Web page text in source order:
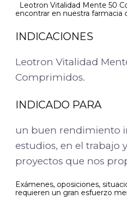
Leotron Vitalidad Mente 50
encontrar en nuestra farmacia
INDICACIONES
Leotron Vitalidad
Comprimidos.
INDICADO PARA
un buen rendimiento
estudios, en el trabajo
proyectos que nos
Exámenes, oposiciones,
requieren un gran esfuerzo